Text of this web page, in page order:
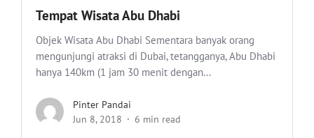
Tempat Wisata Abu Dhabi
Objek Wisata Abu Dhabi Sementara banyak orang
mengunjungi atraksi di Dubai, tetangganya, Abu Dhabi
hanya 140km (1 jam 30 menit dengan...
Pinter Pandai
Jun 8, 2018
6 min read